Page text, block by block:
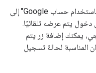
أسهل طريقة لإضافة زر "تسجيل الدخول باستخدام حساب Google" إلى
يتم عرضه تلقائيًا.
يمكنك إضافة زر يتم
المناسبة لحالة تسجيل